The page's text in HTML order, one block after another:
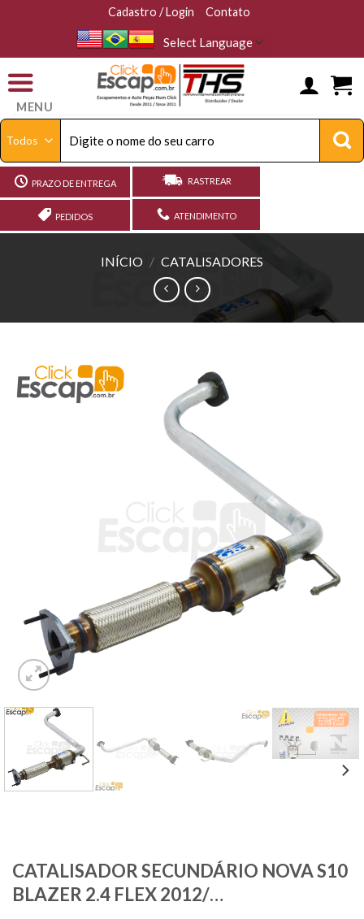
Cadastro / Login Contato
MENU
por:
PRAZO DE ENTREGA
PEDIDOS
RASTREAR
ATENDIMENTO
INÍCIO / CATALISADORES
CATALISADOR SECUNDÁRIO NOVA S10
BLAZER 2.4 FLEX 2012/…